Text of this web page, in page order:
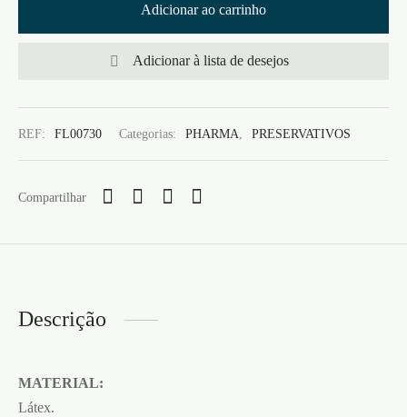
Adicionar ao carrinho
Adicionar à lista de desejos
REF: FL00730 Categorias: PHARMA PRESERVATIVOS
Compartilhar
Descrição
MATERIAL:
Látex.